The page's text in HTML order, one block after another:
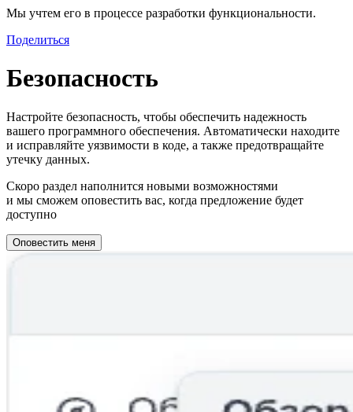
Мы учтем его в процессе разработки функциональности.
Поделиться
Безопасность
Настройте безопасность, чтобы обеспечить надежность
вашего программного обеспечения. Автоматически находите
и исправляйте уязвимости в коде, а также предотвращайте
утечку данных.
Скоро раздел наполнится новыми возможностями
и мы сможем оповестить вас, когда предложение будет
доступно
Оповестить меня